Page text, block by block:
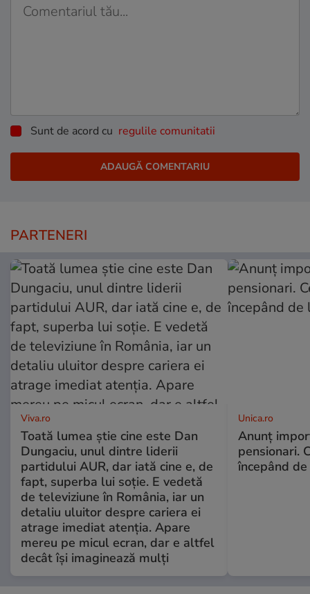
Sunt de acord cu regulile comunitatii
PARTENERI
Viva.ro
Toată lumea știe cine este Dan
Dungaciu, unul dintre liderii
partidului AUR, dar iată cine e, de
fapt, superba lui soție. E vedetă
de televiziune în România, iar un
detaliu uluitor despre cariera ei
atrage imediat atenția. Apare
mereu pe micul ecran, dar e altfel
decât își imaginează mulți
Unica.ro
Anunț
pensionari.
începând